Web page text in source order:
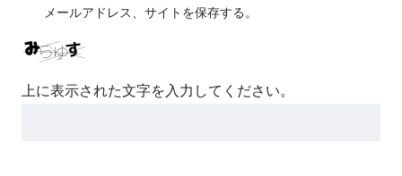
メールアドレス、サイトを保存する。
上に表示された文字を入力してください。